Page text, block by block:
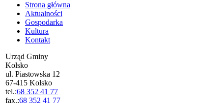
Strona główna
Aktualności
Gospodarka
Kultura
Kontakt
Urząd Gminy
Kolsko
ul. Piastowska 12
67-415 Kolsko
tel.:68 352 41 77
fax.:68 352 41 77